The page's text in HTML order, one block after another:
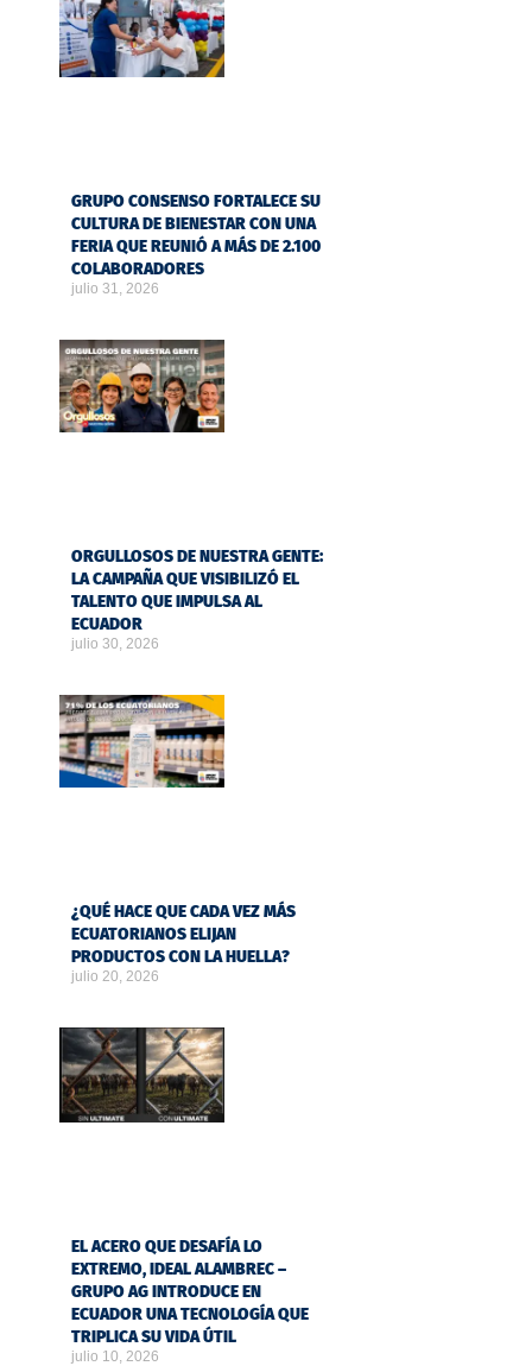
GRUPO CONSENSO FORTALECE SU
CULTURA DE BIENESTAR CON UNA
FERIA QUE REUNIÓ A MÁS DE 2.100
COLABORADORES
julio 31, 2026
ORGULLOSOS DE NUESTRA GENTE:
LA CAMPAÑA QUE VISIBILIZÓ EL
TALENTO QUE IMPULSA AL
ECUADOR
julio 30, 2026
¿QUÉ HACE QUE CADA VEZ MÁS
ECUATORIANOS ELIJAN
PRODUCTOS CON LA HUELLA?
julio 20, 2026
EL ACERO QUE DESAFÍA LO
EXTREMO, IDEAL ALAMBREC –
GRUPO AG INTRODUCE EN
ECUADOR UNA TECNOLOGÍA QUE
TRIPLICA SU VIDA ÚTIL
julio 10, 2026